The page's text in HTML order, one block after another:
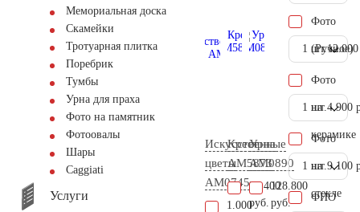
Мемориальная доска
Скамейки
Тротуарная плитка
Поребрик
Тумбы
Урна для праха
Фото на памятник
Фотоовалы
Шары
Сaggiati
Услуги
Искусственные
цветы
AM0745
1.000
Крест
AM5873
25.400
руб.
Урна
AM0890
128.800
руб.
Фото
(Ручное)
1 шт.
Фото
на
керамике
1 шт. 4.900
Фото
на
стекле
1 шт. 9.100
ФИО